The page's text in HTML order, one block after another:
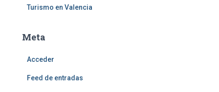
Turismo en Valencia
Meta
Acceder
Feed de entradas